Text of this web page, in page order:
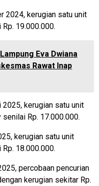
2024, kerugian satu unit
19.000.000.
Eva Dwiana
Rawat Inap
2025, kerugian satu unit
Rp. 17.000.000.
kerugian satu unit
18.000.000.
percobaan pencurian
kerugian sekitar Rp.